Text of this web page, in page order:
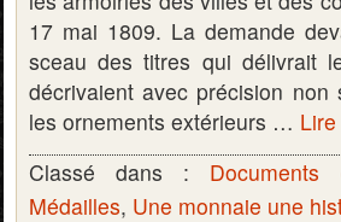
17 mai 1809. La demande
sceau des titres qui délivrait
décrivaient avec précision
les ornements extérieurs …
Classé dans : Documents
Médailles, Une monnaie une